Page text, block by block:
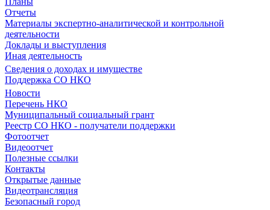
Отчеты
Материалы экспертно-аналитической и контрольной
деятельности
Доклады и выступления
Иная деятельность
Сведения о доходах и имуществе
Поддержка СО НКО
Новости
Перечень НКО
Муниципальный социальный грант
Реестр СО НКО - получатели поддержки
Фотоотчет
Видеоотчет
Полезные ссылки
Контакты
Открытые данные
Видеотрансляция
Безопасный город